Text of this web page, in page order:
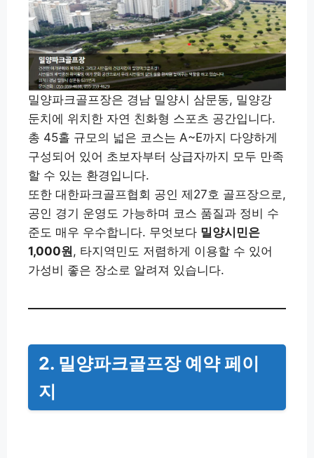
밀양파크골프장은 경남 밀양시 삼문동, 밀양강
둔치에 위치한 자연 친화형 스포츠 공간입니다.
총 45홀 규모의 넓은 코스는 A~E까지 다양하게
구성되어 있어 초보자부터 상급자까지 모두 만족
할 수 있는 환경입니다.
또한 대한파크골프협회 공인 제27호 골프장으로,
공인 경기 운영도 가능하며 코스 품질과 정비 수
준도 매우 우수합니다. 무엇보다 밀양시민은
1,000원, 타지역민도 저렴하게 이용할 수 있어
가성비 좋은 장소로 알려져 있습니다.
2. 밀양파크골프장 예약 페이
지